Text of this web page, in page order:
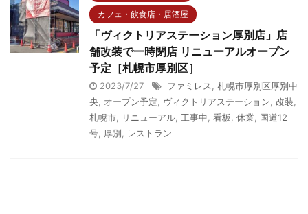
カフェ・飲食店・居酒屋
「ヴィクトリアステーション厚別店」店
舗改装で一時閉店 リニューアルオープン
予定［札幌市厚別区］
2023/7/27 ファミレス, 札幌市厚別区厚別中
央, オープン予定, ヴィクトリアステーション, 改装,
札幌市, リニューアル, 工事中, 看板, 休業, 国道12
号, 厚別, レストラン